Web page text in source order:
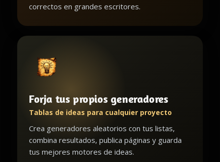
correctos en grandes escritores.
Forja tus propios generadores
Tablas de ideas para cualquier proyecto
Crea generadores aleatorios con tus listas,
combina resultados, publica páginas y guarda
tus mejores motores de ideas.